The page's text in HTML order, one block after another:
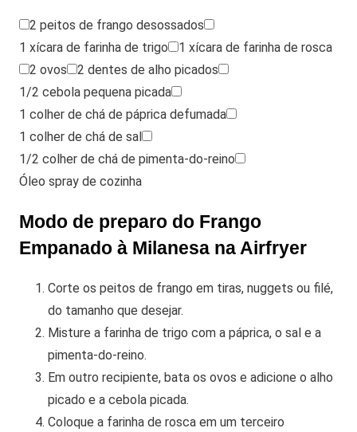
2 peitos de frango desossados
1 xícara de farinha de trigo
1 xícara de farinha de rosca
2 ovos
2 dentes de alho picados
1/2 cebola pequena picada
1 colher de chá de páprica defumada
1 colher de chá de sal
1/2 colher de chá de pimenta-do-reino
Óleo spray de cozinha
Modo de preparo do Frango
Empanado à Milanesa na Airfryer
Corte os peitos de frango em tiras, nuggets ou filé,
do tamanho que desejar.
Misture a farinha de trigo com a páprica, o sal e a
pimenta-do-reino.
Em outro recipiente, bata os ovos e adicione o alho
picado e a cebola picada.
Coloque a farinha de rosca em um terceiro